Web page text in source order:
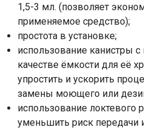
1,5-3 мл. (позволяет
применяемое средство);
простота в установке;
использование канистры
качестве ёмкости для её
упростить и ускорить
замены моющего или
использование локтевого
уменьшить риск передачи